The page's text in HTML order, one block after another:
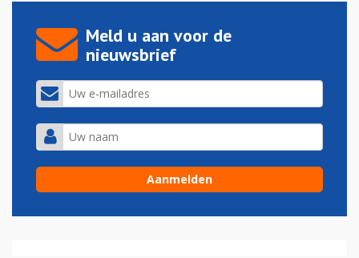
Meld u aan voor de
nieuwsbrief